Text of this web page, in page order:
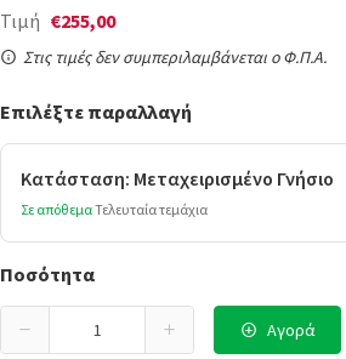
Τιμή €255,00
Στις τιμές δεν συμπεριλαμβάνεται ο Φ.Π.Α.
Επιλέξτε παραλλαγή
Κατάσταση: Μεταχειρισμένο Γνήσιο
Σε απόθεμαΤελευταία τεμάχια
Ποσότητα
Αγορά